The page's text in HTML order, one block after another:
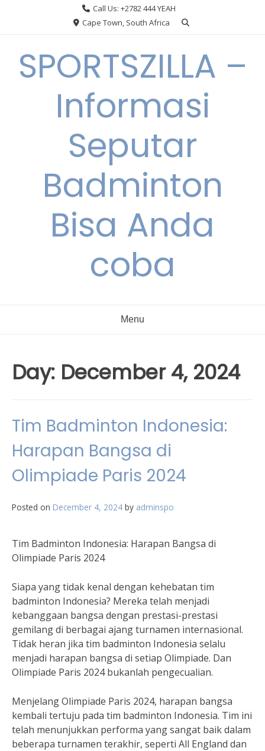
Call Us: +2782 444 YEAH
Cape Town, South Africa
SPORTSZILLA –
Informasi
Seputar
Badminton
Bisa Anda
coba
Menu
Day: December 4, 2024
Tim Badminton Indonesia:
Harapan Bangsa di
Olimpiade Paris 2024
Posted on December 4, 2024 by adminspo
Tim Badminton Indonesia: Harapan Bangsa di
Olimpiade Paris 2024
Siapa yang tidak kenal dengan kehebatan tim
badminton Indonesia? Mereka telah menjadi
kebanggaan bangsa dengan prestasi-prestasi
gemilang di berbagai ajang turnamen internasional.
Tidak heran jika tim badminton Indonesia selalu
menjadi harapan bangsa di setiap Olimpiade. Dan
Olimpiade Paris 2024 bukanlah pengecualian.
Menjelang Olimpiade Paris 2024, harapan bangsa
kembali tertuju pada tim badminton Indonesia. Tim ini
telah menunjukkan performa yang sangat baik dalam
beberapa turnamen terakhir, seperti All England dan